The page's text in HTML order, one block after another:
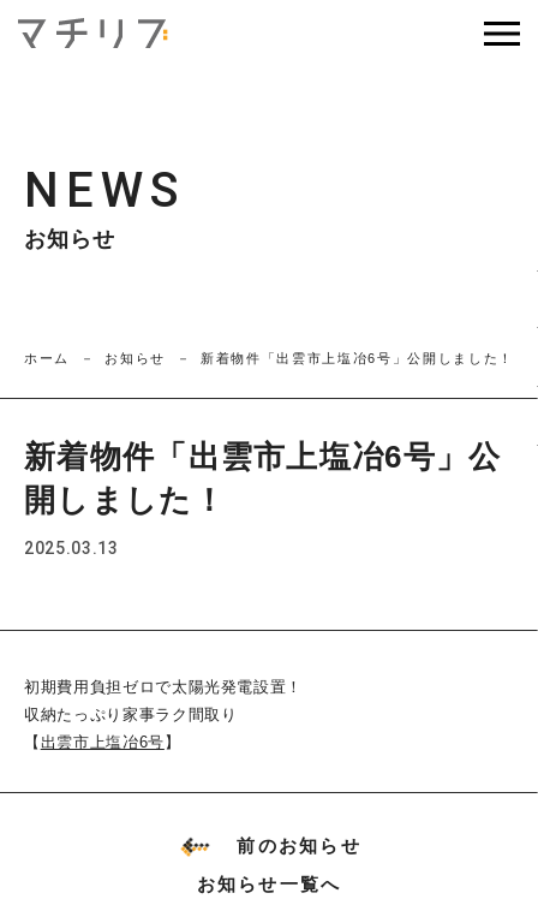
NEWS
お知らせ
ホーム お知らせ 新着物件「出雲市上塩冶6号」公開しました！
新着物件「出雲市上塩冶6号」公
開しました！
2025.03.13
初期費用負担ゼロで太陽光発電設置！
収納たっぷり家事ラク間取り
【 出雲市上塩冶6号 】
前のお知らせ
お知らせ一覧へ